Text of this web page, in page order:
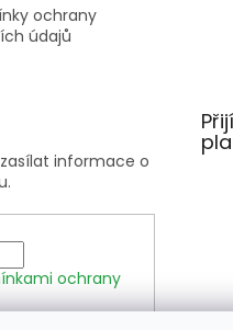
ochrany
údajů
informace o
ochrany